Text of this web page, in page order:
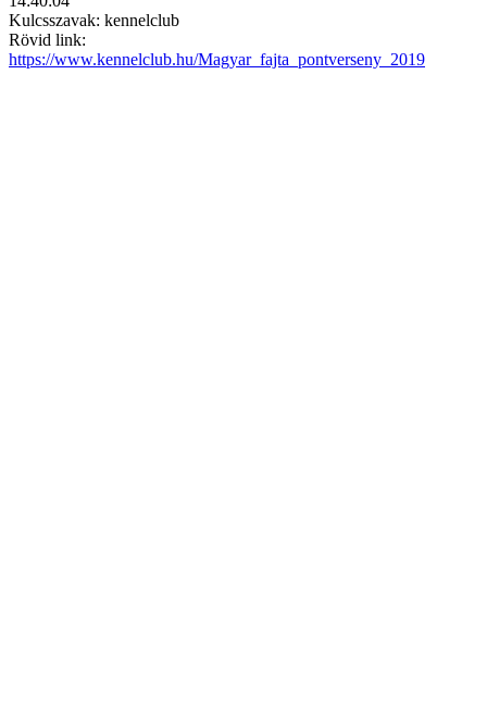
Kulcsszavak: kennelclub
Rövid link:
https://www.kennelclub.hu/Magyar_fajta_pontverseny_2019